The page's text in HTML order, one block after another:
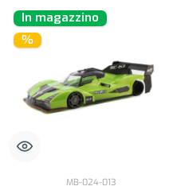
In magazzino
%
MB-024-013